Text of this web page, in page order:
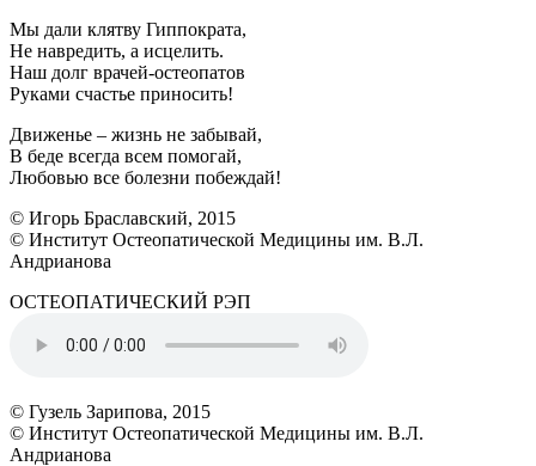
Мы дали клятву Гиппократа,
Не навредить, а исцелить.
Наш долг врачей-остеопатов
Руками счастье приносить!
Движенье – жизнь не забывай,
В беде всегда всем помогай,
Любовью все болезни побеждай!
© Игорь Браславский, 2015
© Институт Остеопатической Медицины им. В.Л.
Андрианова
ОСТЕОПАТИЧЕСКИЙ РЭП
© Гузель Зарипова, 2015
© Институт Остеопатической Медицины им. В.Л.
Андрианова